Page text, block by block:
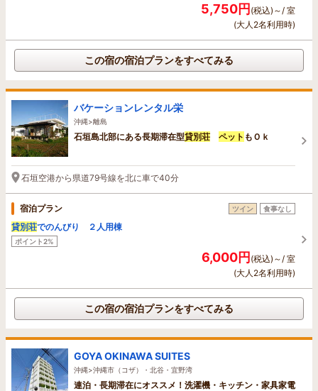
5,750円(税込)～/ 室
(大人2名利用時)
この宿の宿泊プランをすべてみる
バケーションレンタル栄
沖縄>離島
石垣島北部にある長期滞在型貸別荘 ペット もＯｋ
石垣空港から県道79号線を北に車で40分
宿泊プラン ツイン 食事なし
貸別荘でのんびり ２人用棟
ポイント2%
6,000円(税込)～/ 室
(大人2名利用時)
この宿の宿泊プランをすべてみる
GOYA OKINAWA SUITES
沖縄>沖縄市（コザ）・北谷・宜野湾
連泊・長期滞在にオススメ！洗濯機・キッチン・家具家電